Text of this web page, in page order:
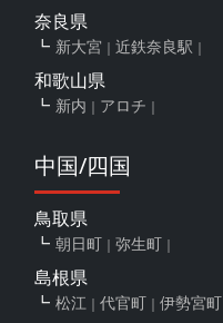
奈良県
新大宮 近鉄奈良駅
和歌山県
新内 アロチ
中国/四国
鳥取県
朝日町 弥生町
島根県
松江 代官町 伊勢宮町